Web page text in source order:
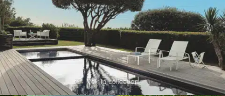
Voir la collection